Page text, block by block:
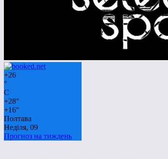
+26
°
C
+28°
+16°
Полтава
Неділя, 09
Прогноз на тиждень